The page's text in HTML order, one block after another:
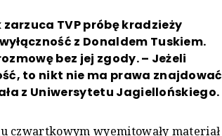
TVP próbę kradzieży
z Donaldem Tuskiem.
bez jej zgody. – Jeżeli
to nikt nie ma prawa znajdować
z Uniwersytetu Jagiellońskiego.
czwartkowym wyemitowały materiał